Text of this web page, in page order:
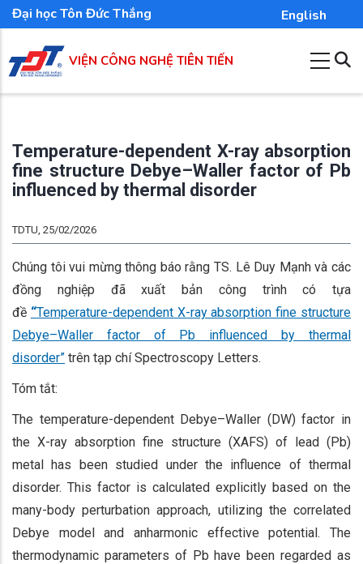
Nhảy
đến
nội
dung
Đại học Tôn Đức Thắng English
VIỆN CÔNG NGHỆ TIÊN TIẾN
Temperature-dependent X-ray absorption
fine structure Debye–Waller factor of Pb
influenced by thermal disorder
TDTU, 25/02/2026
Chúng tôi vui mừng thông báo rằng TS. Lê Duy Mạnh và các
đồng nghiệp đã xuất bản công trình có tựa
đề “Temperature-dependent X-ray absorption fine structure
Debye–Waller factor of Pb influenced by thermal
disorder” trên tạp chí Spectroscopy Letters.
Tóm tắt:
The temperature-dependent Debye–Waller (DW) factor in
the X-ray absorption fine structure (XAFS) of lead (Pb)
metal has been studied under the influence of thermal
disorder. This factor is calculated explicitly based on the
many-body perturbation approach, utilizing the correlated
Debye model and anharmonic effective potential. The
thermodynamic parameters of Pb have been regarded as